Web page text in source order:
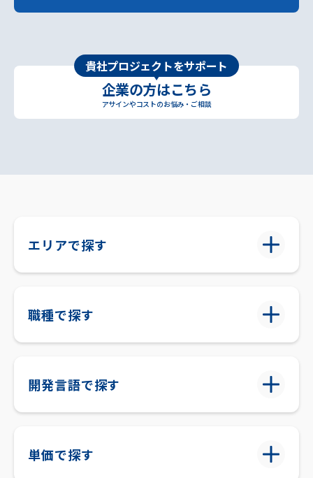
貴社プロジェクトをサポート
企業の方はこちら
アサインやコストのお悩み・ご相談
エリアで探す
職種で探す
開発言語で探す
単価で探す